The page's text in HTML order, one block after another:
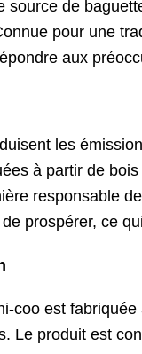
source de
pour une
aux
les
à partir de
responsable
prospérer, ce
coo est
Le produit est